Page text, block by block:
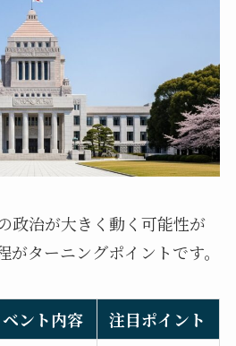
政治が大きく動く可能性が
がターニングポイントです。
ント内容
注目ポイント